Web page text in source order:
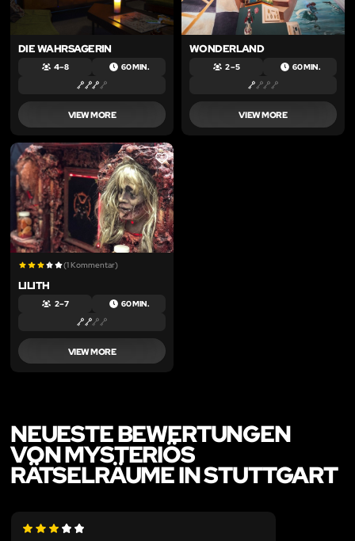
DIE WAHRSAGERIN
4 – 8 60 MIN.
VIEW MORE
WONDERLAND
2 – 5 60 MIN.
VIEW MORE
LIKE
(1 Kommentar)
LILITH
2 – 7 60 MIN.
VIEW MORE
NEUESTE BEWERTUNGEN
VON MYSTERIÖS
RÄTSELRÄUME IN STUTTGART